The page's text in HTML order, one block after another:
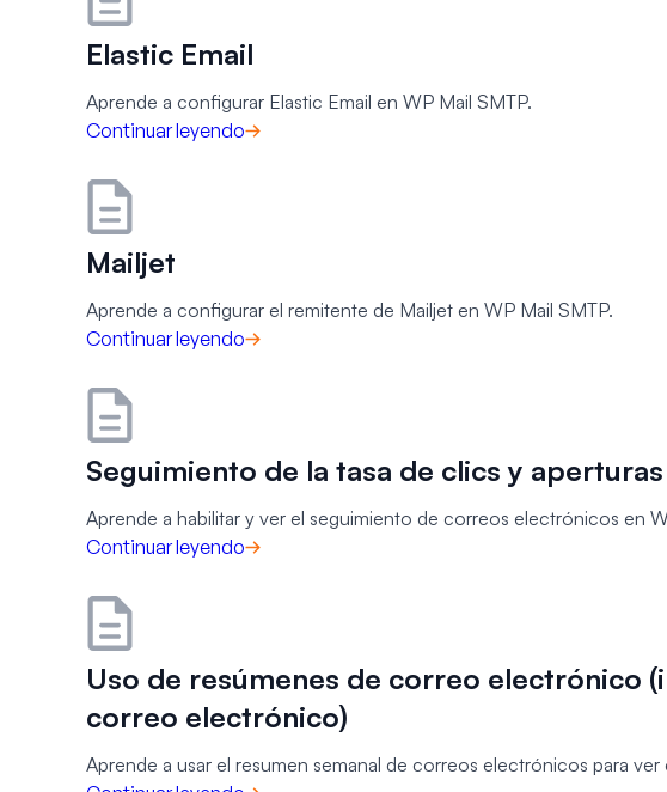
Elastic Email
Aprende a configurar Elastic Email en WP Mail SMTP.
Continuar leyendo
Mailjet
Aprende a configurar el remitente de Mailjet en WP Mail SMTP.
Continuar leyendo
Seguimiento de la tasa de clics y
Aprende a habilitar y ver el seguimiento de correos electrónicos en
Continuar leyendo
Uso de resúmenes de correo electrónico
correo electrónico)
Aprende a usar el resumen semanal de correos electrónicos para